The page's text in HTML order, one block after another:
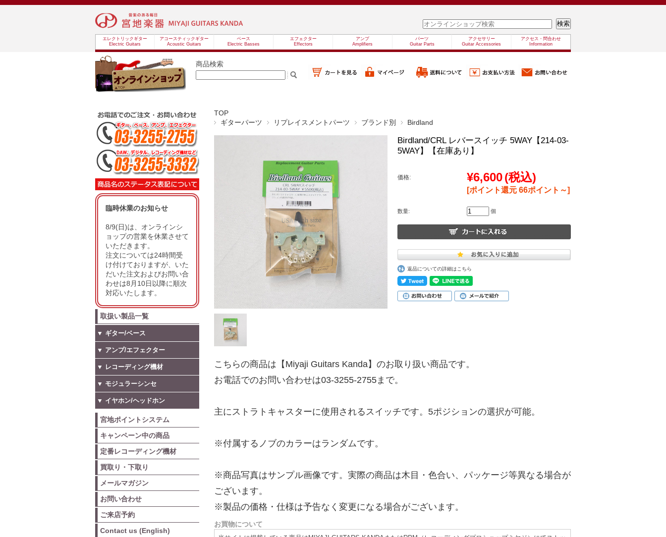
エレクトリックギター
Electric Guitars
アコースティックギター
Acoustic Guitars
ベース
Electric Basses
エフェクター
Effectors
アンプ
Amplifiers
パーツ
Guitar Parts
アクセサリー
Guitar Accessories
アクセス・問合わせ
Information
商品検索
TOP
ギターパーツ
リプレイスメントパーツ ブランド別 Birdland
Birdland/CRL レバースイッチ 5WAY【214-03-
5WAY】【在庫あり】
価格: ¥6,600(税込)
[ポイント還元 66ポイント～]
数量: 個
返品についての詳細はこちら
こちらの商品は【Miyaji Guitars Kanda】のお取り扱い商品です。
お電話でのお問い合わせは03-3255-2755まで。
主にストラトキャスターに使用されるスイッチです。5ポジションの選択が可能。
※付属するノブのカラーはランダムです。
※商品写真はサンプル画像です。実際の商品は木目・色合い、パッケージ等異なる場合が
ございます。
※製品の価格・仕様は予告なく変更になる場合がございます。
お買物について
臨時休業のお知らせ
8/9(日)は、オンラインシ
ョップの営業を休業させて
いただきます。
注文については24時間受
け付けておりますが、いた
だいた注文およびお問い合
わせは8月10日以降に順次
対応いたします。
取扱い製品一覧
▼ ギター/ベース
▼ アンプ/エフェクター
▼ レコーディング機材
▼ モジュラーシンセ
▼ イヤホン/ヘッドホン
宮地ポイントシステム
キャンペーン中の商品
定番レコーディング機材
買取り・下取り
メールマガジン
お問い合わせ
ご来店予約
Contact us (English)